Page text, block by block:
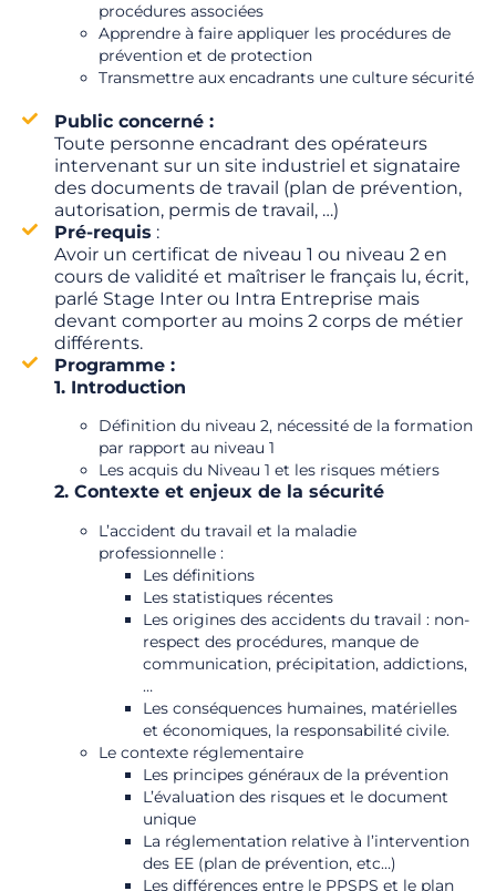
procédures associées
Apprendre à faire appliquer les procédures de
prévention et de protection
Transmettre aux encadrants une culture sécurité
Public concerné :
Toute personne encadrant des opérateurs
intervenant sur un site industriel et signataire
des documents de travail (plan de prévention,
autorisation, permis de travail, …)
Pré-requis :
Avoir un certificat de niveau 1 ou niveau 2 en
cours de validité et maîtriser le français lu, écrit,
parlé Stage Inter ou Intra Entreprise mais
devant comporter au moins 2 corps de métier
différents.
Programme :
1. Introduction
Définition du niveau 2, nécessité de la formation
par rapport au niveau 1
Les acquis du Niveau 1 et les risques métiers
2. Contexte et enjeux de la sécurité
L’accident du travail et la maladie
professionnelle :
Les définitions
Les statistiques récentes
Les origines des accidents du travail : non-
respect des procédures, manque de
communication, précipitation, addictions,
…
Les conséquences humaines, matérielles
et économiques, la responsabilité civile.
Le contexte réglementaire
Les principes généraux de la prévention
L’évaluation des risques et le document
unique
La réglementation relative à l’intervention
des EE (plan de prévention, etc…)
Les différences entre le PPSPS et le plan